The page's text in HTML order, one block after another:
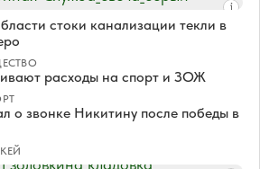
стоки канализации текли в
расходы на спорт и ЗОЖ
о звонке Никитину после победы в